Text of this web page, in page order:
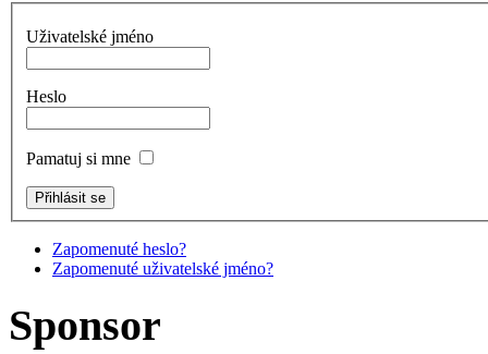
Uživatelské jméno
Heslo
Pamatuj si mne
Zapomenuté heslo?
Zapomenuté uživatelské jméno?
Sponsor